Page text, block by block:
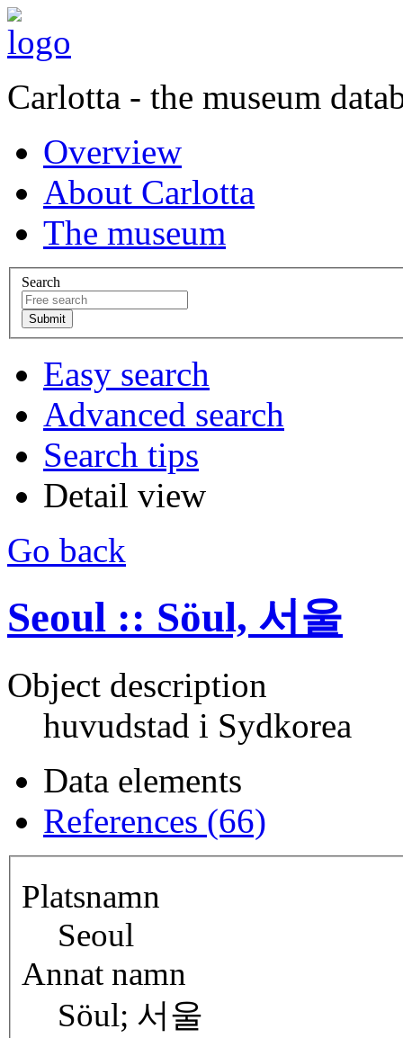
Carlotta - the museum
Overview
About Carlotta
The museum
Search
Easy search
Advanced search
Search tips
Detail view
Go back
Seoul :: Söul, 서울
Object description
huvudstad i Sydkorea
Data elements
References (66)
Platsnamn
Seoul
Annat namn
Söul; 서울